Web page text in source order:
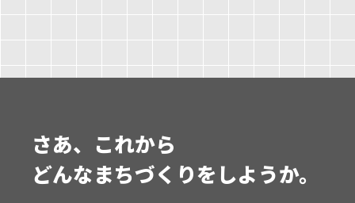
さあ、これから
どんなまちづくりをしようか。